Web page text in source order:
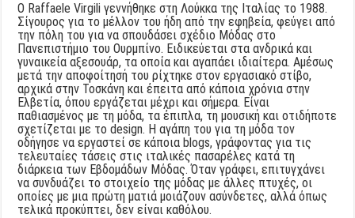
Ο Raffaele Virgili γεννήθηκε στη Λούκκα της Ιταλίας το 1988.
Σίγουρος για το μέλλον του ήδη από την εφηβεία, φεύγει από
την πόλη του για να σπουδάσει σχέδιο Μόδας στο
Πανεπιστήμιο του Ουρμπίνο. Ειδικεύεται στα ανδρικά και
γυναικεία αξεσουάρ, τα οποία και αγαπάει ιδιαίτερα. Αμέσως
μετά την αποφοίτησή του ρίχτηκε στον εργασιακό στίβο,
αρχικά στην Τοσκάνη και έπειτα από κάποια χρόνια στην
Ελβετία, όπου εργάζεται μέχρι και σήμερα. Είναι
παθιασμένος με τη μόδα, τα έπιπλα, τη μουσική και οτιδήποτε
σχετίζεται με το design. Η αγάπη του για τη μόδα τον
οδήγησε να εργαστεί σε κάποια blogs, γράφοντας για τις
τελευταίες τάσεις στις ιταλικές πασαρέλες κατά τη
διάρκεια των Εβδομάδων Μόδας. Όταν γράφει, επιτυγχάνει
να συνδυάζει το στοιχείο της μόδας με άλλες πτυχές, οι
οποίες με μια πρώτη ματιά μοιάζουν ασύνδετες, αλλά όπως
τελικά προκύπτει, δεν είναι καθόλου.